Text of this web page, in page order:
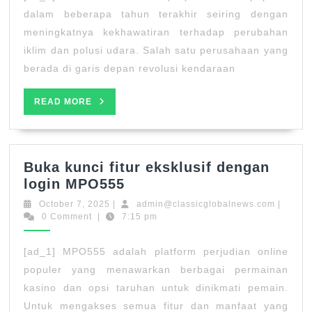
dalam beberapa tahun terakhir seiring dengan
meningkatnya kekhawatiran terhadap perubahan
iklim dan polusi udara. Salah satu perusahaan yang
berada di garis depan revolusi kendaraan
READ MORE
MORE
Buka kunci fitur eksklusif dengan
login MPO555
kunci
fitur
dengan
login
MPO555
October 7, 2025 October
7,
admin@classicglobalnews.com
0 Comment
7:15 pm
[ad_1] MPO555 adalah platform perjudian online
populer yang menawarkan berbagai permainan
kasino dan opsi taruhan untuk dinikmati pemain.
Untuk mengakses semua fitur dan manfaat yang